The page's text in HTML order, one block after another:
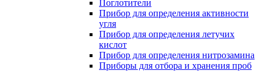
Поглотители
Прибор для определения активности
угля
Прибор для определения летучих
кислот
Прибор для определения нитрозамина
Приборы для отбора и хранения проб